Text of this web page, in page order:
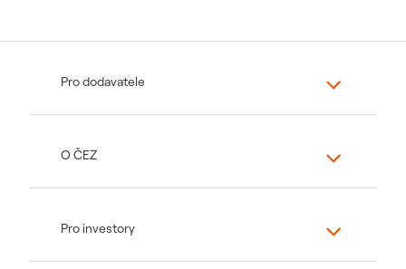
Pro dodavatele
O ČEZ
Pro investory